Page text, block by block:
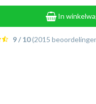
In
9 / 10(2015